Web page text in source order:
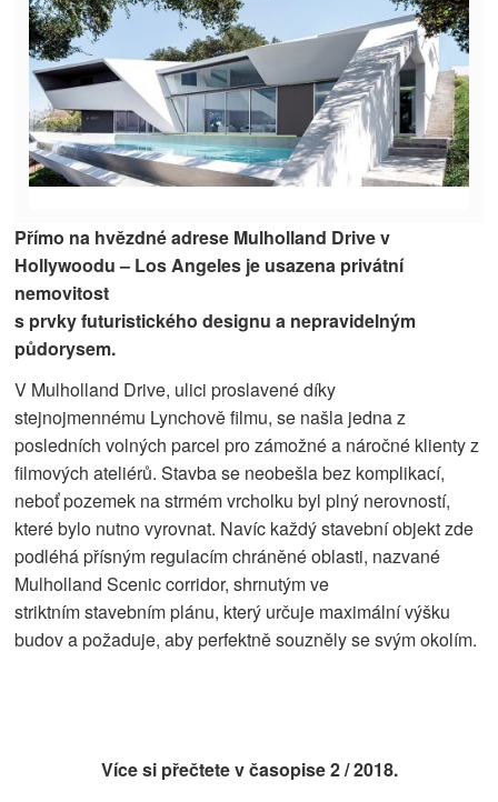
Přímo na hvězdné adrese Mulholland Drive v
Hollywoodu – Los Angeles je usazena privátní
nemovitost
s prvky futuristického designu a nepravidelným
půdorysem.
V Mulholland Drive, ulici proslavené díky
stejnojmennému Lynchově filmu, se našla jedna z
posledních volných parcel pro zámožné a náročné klienty z
filmových ateliérů. Stavba se neobešla bez komplikací,
neboť pozemek na strmém vrcholku byl plný nerovností,
které bylo nutno vyrovnat. Navíc každý stavební objekt zde
podléhá přísným regulacím chráněné oblasti, nazvané
Mulholland Scenic corridor, shrnutým ve
striktním stavebním plánu, který určuje maximální výšku
budov a požaduje, aby perfektně souzněly se svým okolím.
Více si přečtete v časopise2 / 2018.